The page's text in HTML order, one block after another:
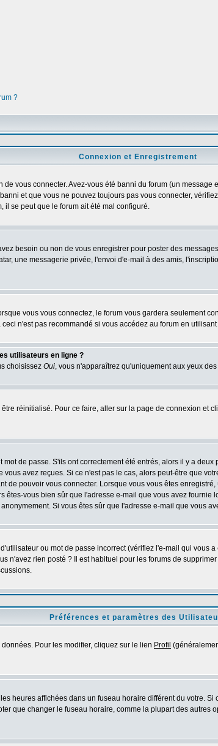
?
Connexion et Enregistrement
vous connecter. Avez-vous été banni du forum (un
et que vous ne pouvez toujours pas vous connecter,
il se peut que le forum ait été mal configuré.
besoin ou non de vous enregistrer pour poster des
une messagerie privée, l'envoi d'e-mail à des amis,
vous vous connectez, le forum vous gardera seulement
n'est pas recommandé si vous accédez au forum en
utilisateurs en ligne ?
choisissez Oui, vous n'apparaîtrez qu'uniquement aux yeux
réinitialisé. Pour ce faire, aller sur la page de connexion et
de passe. S'ils ont correctement été entrés, alors il y a
avez reçues. Si ce n'est pas le cas, alors peut-être que
de pouvoir vous connecter. Lorsque vous vous êtes
êtes-vous bien sûr que l'adresse e-mail que vous avez
Si vous êtes sûr que l'adresse e-mail que vous
ou mot de passe incorrect (vérifiez l'e-mail qui
n'avez rien posté ? Il est habituel pour les forums de
Préférences et paramètres des
Pour les modifier, cliquez sur le lien Profil
heures affichées dans un fuseau horaire différent du votre.
que changer le fuseau horaire, comme la plupart des